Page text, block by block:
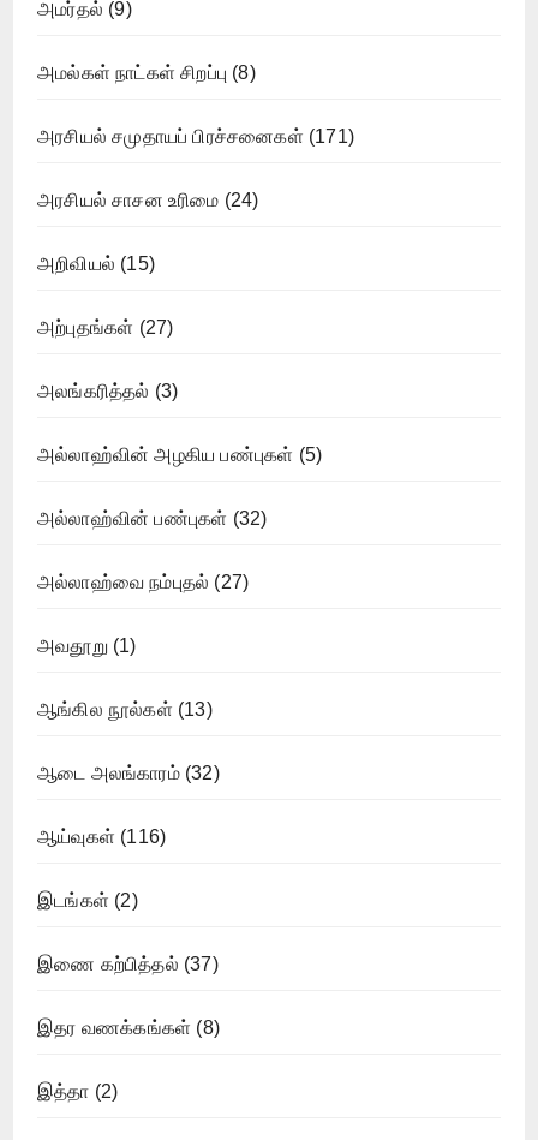
அமர்தல் (9)
அமல்கள் நாட்கள் சிறப்பு (8)
அரசியல் சமுதாயப் பிரச்சனைகள் (171)
அரசியல் சாசன உரிமை (24)
அறிவியல் (15)
அற்புதங்கள் (27)
அலங்கரித்தல் (3)
அல்லாஹ்வின் அழகிய பண்புகள் (5)
அல்லாஹ்வின் பண்புகள் (32)
அல்லாஹ்வை நம்புதல் (27)
அவதூறு (1)
ஆங்கில நூல்கள் (13)
ஆடை அலங்காரம்(32)
ஆய்வுகள் (116)
இடங்கள் (2)
இணை கற்பித்தல் (37)
இதர வணக்கங்கள் (8)
இத்தா (2)